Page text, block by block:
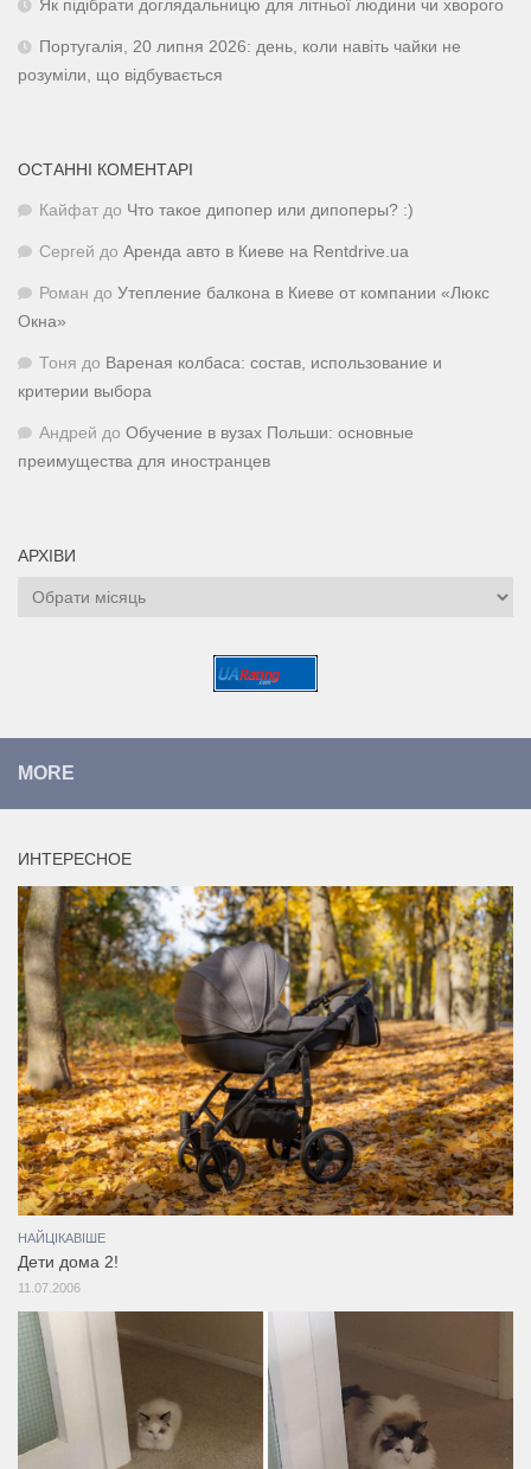
Як підібрати доглядальницю для літньої людини чи хворого
Португалія, 20 липня 2026: день, коли навіть чайки не
розуміли, що відбувається
ОСТАННІ КОМЕНТАРІ
Кайфат до Что такое дипопер или дипоперы? :)
Сергей до Аренда авто в Киеве на Rentdrive.ua
Роман до Утепление балкона в Киеве от компании «Люкс
Окна»
Тоня до Вареная колбаса: состав, использование и
критерии выбора
Андрей до Обучение в вузах Польши: основные
преимущества для иностранцев
АРХІВИ
Архіви
MORE
ИНТЕРЕСНОЕ
НАЙЦІКАВІШЕ
Дети дома 2!
11.07.2006